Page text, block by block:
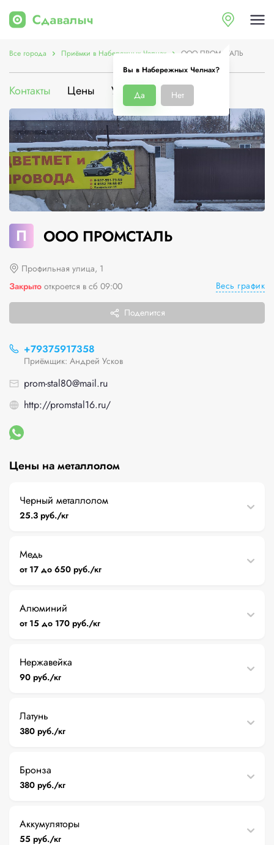
Вы в Набережных Челнах?
Да Нет
Все города Приёмки в Набережных Челнах ООО ПРОМСТАЛЬ
Контакты Цены Услуги О компании
П ООО ПРОМСТАЛЬ
Профильная улица, 1
Закрыто откроется в сб 09:00 Весь график
Поделится
+79375917358
Приёмщик: Андрей Усков
prom-stal80@mail.ru
http://promstal16.ru/
Цены на металлолом
Черный металлолом
25.3 руб./кг
Медь
от 17 до 650 руб./кг
Алюминий
от 15 до 170 руб./кг
Нержавейка
90 руб./кг
Латунь
380 руб./кг
Бронза
380 руб./кг
Аккумуляторы
55 руб./кг